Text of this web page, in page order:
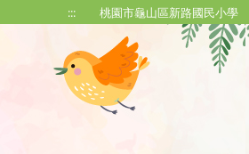
::: 桃園市龜山區新路國民小學